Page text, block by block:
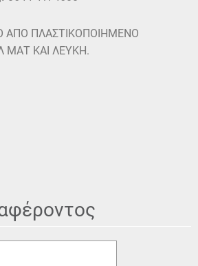
ΑΠΟ ΠΛΑΣΤΙΚΟΠΟΙΗΜΕΝΟ
ΜΑΤ ΚΑΙ ΛΕΥΚΗ.